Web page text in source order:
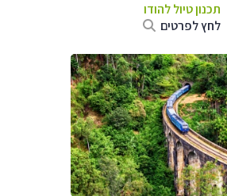
תכנון טיוללהודו
לחץ לפרטים